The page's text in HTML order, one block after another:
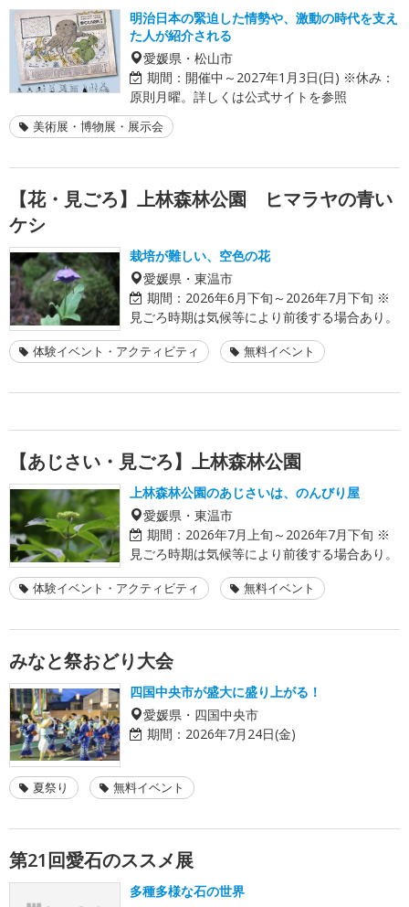
明治日本の緊迫した情勢や、激動の時代を支え
た人が紹介される
愛媛県・松山市
期間： 開催中～2027年1月3日(日) ※休み：
原則月曜。詳しくは公式サイトを参照
美術展・博物展・展示会
【花・見ごろ】上林森林公園 ヒマラヤの青い
ケシ
栽培が難しい、空色の花
愛媛県・東温市
期間： 2026年6月下旬～2026年7月下旬 ※
見ごろ時期は気候等により前後する場合あり。
体験イベント・アクティビティ 無料イベント
【あじさい・見ごろ】上林森林公園
上林森林公園のあじさいは、のんびり屋
愛媛県・東温市
期間： 2026年7月上旬～2026年7月下旬 ※
見ごろ時期は気候等により前後する場合あり。
体験イベント・アクティビティ 無料イベント
みなと祭おどり大会
四国中央市が盛大に盛り上がる！
愛媛県・四国中央市
期間： 2026年7月24日(金)
夏祭り 無料イベント
第21回愛石のススメ展
多種多様な石の世界